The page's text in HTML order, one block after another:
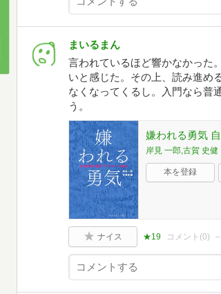
まいるまん
言われているほど響かなかった
いと感じた。その上、読み進め
なくなってくるし。入門なら普
う。
嫌われる勇気
岸見 一郎,古賀 史健
本を登録
ナイス ★19 コメント(0)